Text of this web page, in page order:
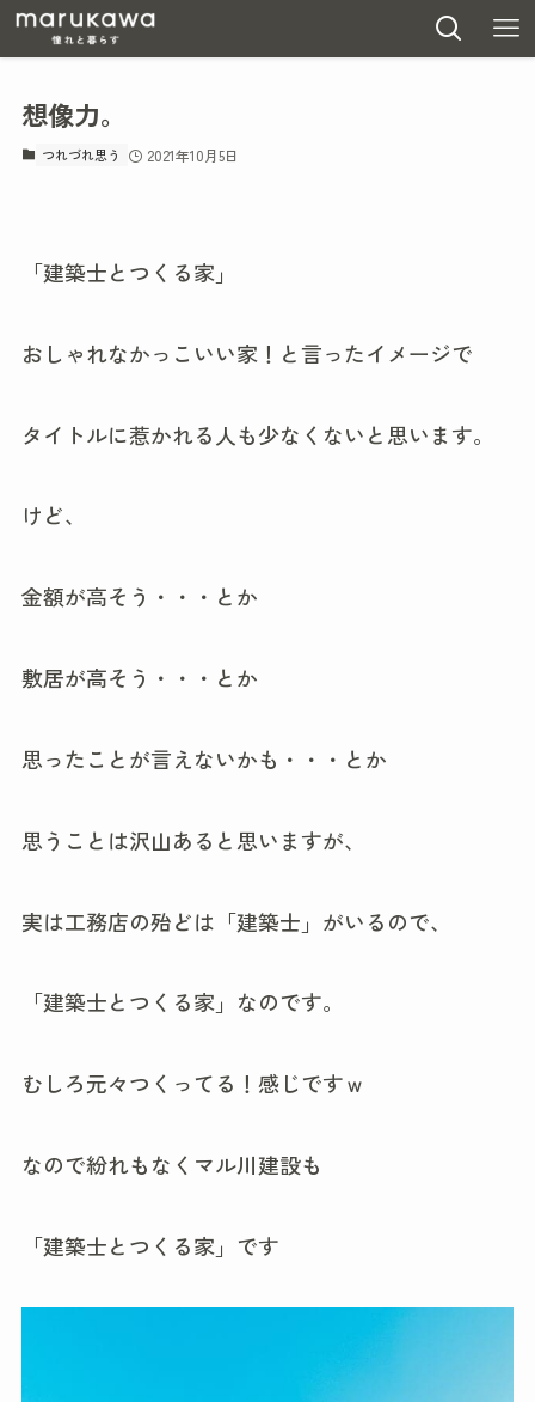
想像力。
つれづれ思う 2021年10月5日
「建築士とつくる家」
おしゃれなかっこいい家！と言ったイメージで
タイトルに惹かれる人も少なくないと思います。
けど、
金額が高そう・・・とか
敷居が高そう・・・とか
思ったことが言えないかも・・・とか
思うことは沢山あると思いますが、
実は工務店の殆どは「建築士」がいるので、
「建築士とつくる家」なのです。
むしろ元々つくってる！感じですｗ
なので紛れもなくマル川建設も
「建築士とつくる家」です